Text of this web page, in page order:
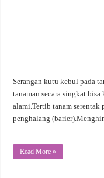
Serangan kutu kebul pada
tanaman secara singkat
alami.Tertib tanam serentak
penghalang
Read More »